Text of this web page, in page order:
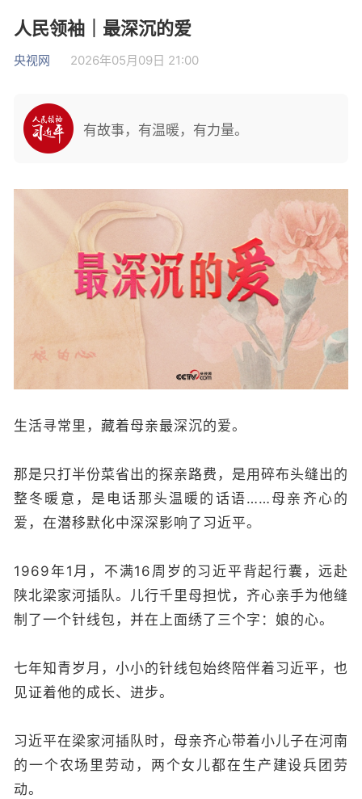
人民领袖｜最深沉的爱
央视网 2026年05月09日 21:00
有故事，有温暖，有力量。
生活寻常里，藏着母亲最深沉的爱。
那是只打半份菜省出的探亲路费，是用碎布头缝出的
整冬暖意，是电话那头温暖的话语……母亲齐心的
爱，在潜移默化中深深影响了习近平。
1969年1月，不满16周岁的习近平背起行囊，远赴
陕北梁家河插队。儿行千里母担忧，齐心亲手为他缝
制了一个针线包，并在上面绣了三个字：娘的心。
七年知青岁月，小小的针线包始终陪伴着习近平，也
见证着他的成长、进步。
习近平在梁家河插队时，母亲齐心带着小儿子在河南
的一个农场里劳动，两个女儿都在生产建设兵团劳
动。